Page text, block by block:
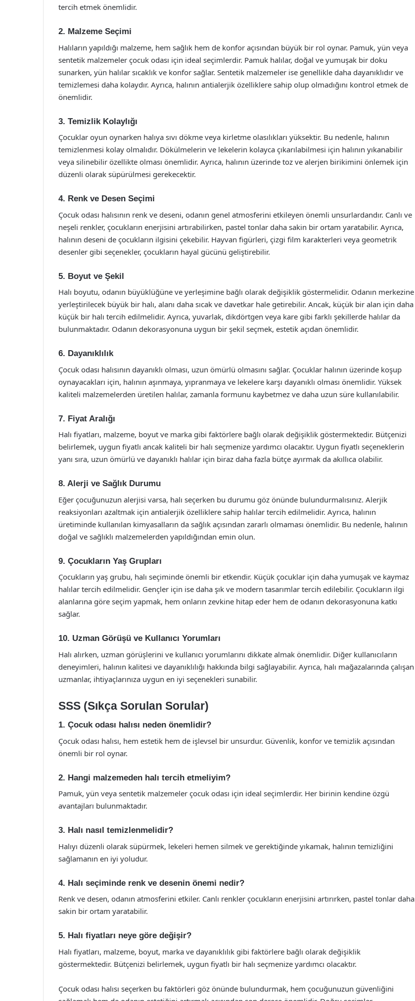
tercih etmek önemlidir.
2. Malzeme Seçimi
Halıların yapıldığı malzeme, hem sağlık hem de konfor açısından büyük bir rol oynar. Pamuk, yün veya
sentetik malzemeler çocuk odası için ideal seçimlerdir. Pamuk halılar, doğal ve yumuşak bir doku
sunarken, yün halılar sıcaklık ve konfor sağlar. Sentetik malzemeler ise genellikle daha dayanıklıdır ve
temizlemesi daha kolaydır. Ayrıca, halının antialerjik özelliklere sahip olup olmadığını kontrol etmek de
önemlidir.
3. Temizlik Kolaylığı
Çocuklar oyun oynarken halıya sıvı dökme veya kirletme olasılıkları yüksektir. Bu nedenle, halının
temizlenmesi kolay olmalıdır. Dökülmelerin ve lekelerin kolayca çıkarılabilmesi için halının yıkanabilir
veya silinebilir özellikte olması önemlidir. Ayrıca, halının üzerinde toz ve alerjen birikimini önlemek için
düzenli olarak süpürülmesi gerekecektir.
4. Renk ve Desen Seçimi
Çocuk odası halısının renk ve deseni, odanın genel atmosferini etkileyen önemli unsurlardandır. Canlı ve
neşeli renkler, çocukların enerjisini artırabilirken, pastel tonlar daha sakin bir ortam yaratabilir. Ayrıca,
halının deseni de çocukların ilgisini çekebilir. Hayvan figürleri, çizgi film karakterleri veya geometrik
desenler gibi seçenekler, çocukların hayal gücünü geliştirebilir.
5. Boyut ve Şekil
Halı boyutu, odanın büyüklüğüne ve yerleşimine bağlı olarak değişiklik göstermelidir. Odanın merkezine
yerleştirilecek büyük bir halı, alanı daha sıcak ve davetkar hale getirebilir. Ancak, küçük bir alan için daha
küçük bir halı tercih edilmelidir. Ayrıca, yuvarlak, dikdörtgen veya kare gibi farklı şekillerde halılar da
bulunmaktadır. Odanın dekorasyonuna uygun bir şekil seçmek, estetik açıdan önemlidir.
6. Dayanıklılık
Çocuk odası halısının dayanıklı olması, uzun ömürlü olmasını sağlar. Çocuklar halının üzerinde koşup
oynayacakları için, halının aşınmaya, yıpranmaya ve lekelere karşı dayanıklı olması önemlidir. Yüksek
kaliteli malzemelerden üretilen halılar, zamanla formunu kaybetmez ve daha uzun süre kullanılabilir.
7. Fiyat Aralığı
Halı fiyatları, malzeme, boyut ve marka gibi faktörlere bağlı olarak değişiklik göstermektedir. Bütçenizi
belirlemek, uygun fiyatlı ancak kaliteli bir halı seçmenize yardımcı olacaktır. Uygun fiyatlı seçeneklerin
yanı sıra, uzun ömürlü ve dayanıklı halılar için biraz daha fazla bütçe ayırmak da akıllıca olabilir.
8. Alerji ve Sağlık Durumu
Eğer çocuğunuzun alerjisi varsa, halı seçerken bu durumu göz önünde bulundurmalısınız. Alerjik
reaksiyonları azaltmak için antialerjik özelliklere sahip halılar tercih edilmelidir. Ayrıca, halının
üretiminde kullanılan kimyasalların da sağlık açısından zararlı olmaması önemlidir. Bu nedenle, halının
doğal ve sağlıklı malzemelerden yapıldığından emin olun.
9. Çocukların Yaş Grupları
Çocukların yaş grubu, halı seçiminde önemli bir etkendir. Küçük çocuklar için daha yumuşak ve kaymaz
halılar tercih edilmelidir. Gençler için ise daha şık ve modern tasarımlar tercih edilebilir. Çocukların ilgi
alanlarına göre seçim yapmak, hem onların zevkine hitap eder hem de odanın dekorasyonuna katkı
sağlar.
10. Uzman Görüşü ve Kullanıcı Yorumları
Halı alırken, uzman görüşlerini ve kullanıcı yorumlarını dikkate almak önemlidir. Diğer kullanıcıların
deneyimleri, halının kalitesi ve dayanıklılığı hakkında bilgi sağlayabilir. Ayrıca, halı mağazalarında çalışan
uzmanlar, ihtiyaçlarınıza uygun en iyi seçenekleri sunabilir.
SSS (Sıkça Sorulan Sorular)
1. Çocuk odası halısı neden önemlidir?
Çocuk odası halısı, hem estetik hem de işlevsel bir unsurdur. Güvenlik, konfor ve temizlik açısından
önemli bir rol oynar.
2. Hangi malzemeden halı tercih etmeliyim?
Pamuk, yün veya sentetik malzemeler çocuk odası için ideal seçimlerdir. Her birinin kendine özgü
avantajları bulunmaktadır.
3. Halı nasıl temizlenmelidir?
Halıyı düzenli olarak süpürmek, lekeleri hemen silmek ve gerektiğinde yıkamak, halının temizliğini
sağlamanın en iyi yoludur.
4. Halı seçiminde renk ve desenin önemi nedir?
Renk ve desen, odanın atmosferini etkiler. Canlı renkler çocukların enerjisini artırırken, pastel tonlar daha
sakin bir ortam yaratabilir.
5. Halı fiyatları neye göre değişir?
Halı fiyatları, malzeme, boyut, marka ve dayanıklılık gibi faktörlere bağlı olarak değişiklik
göstermektedir. Bütçenizi belirlemek, uygun fiyatlı bir halı seçmenize yardımcı olacaktır.
Çocuk odası halısı seçerken bu faktörleri göz önünde bulundurmak, hem çocuğunuzun güvenliğini